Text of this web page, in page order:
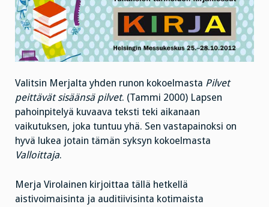
Valitsin Merjalta yhden runon kokoelmasta Pilvet
peittävät sisäänsä pilvet. (Tammi 2000) Lapsen
pahoinpitelyä kuvaava teksti teki aikanaan
vaikutuksen, joka tuntuu yhä. Sen vastapainoksi on
hyvä lukea jotain tämän syksyn kokoelmasta
Valloittaja.
Merja Virolainen kirjoittaa tällä hetkellä
aistivoimaisinta ja auditiivisinta kotimaista